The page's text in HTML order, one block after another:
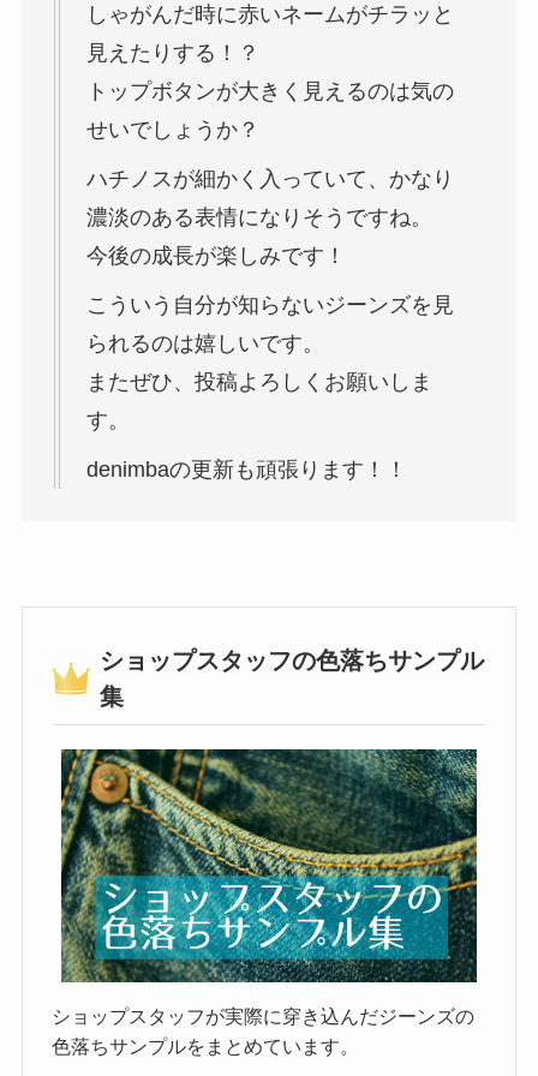
しゃがんだ時に赤いネームがチラッと
見えたりする！？
トップボタンが大きく見えるのは気の
せいでしょうか？
ハチノスが細かく入っていて、かなり
濃淡のある表情になりそうですね。
今後の成長が楽しみです！
こういう自分が知らないジーンズを見
られるのは嬉しいです。
またぜひ、投稿よろしくお願いしま
す。
denimbaの更新も頑張ります！！
ショップスタッフの色落ちサンプル
集
ショップスタッフが実際に穿き込んだジーンズの
色落ちサンプルをまとめています。